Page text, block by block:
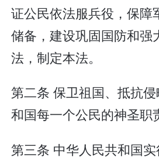
证公民依法服兵役，保障
储备，建设巩固国防和强
法，制定本法。
第二条 保卫祖国、抵抗
和国每一个公民的神圣职
第三条 中华人民共和国